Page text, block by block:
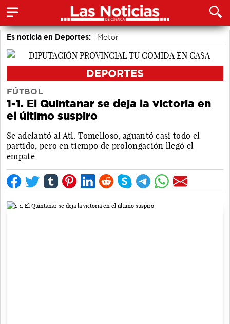
Es noticia en Deportes: Motor
DEPORTES
FÚTBOL
1-1. El Quintanar se deja la victoria en
el último suspiro
Se adelantó al Atl. Tomelloso, aguantó casi todo el
partido, pero en tiempo de prolongación llegó el
empate